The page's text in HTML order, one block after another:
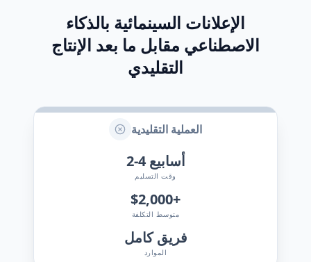
الإعلانات السينمائية بالذكاء
الاصطناعي مقابل ما بعد الإنتاج
التقليدي
العملية التقليدية
2-4 أسابيع
وقت التسليم
$2,000+
متوسط التكلفة
فريق كامل
الموارد